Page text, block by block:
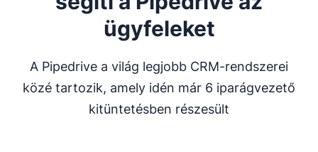
ügyfeleket
A Pipedrive a világ legjobb CRM-rendszerei
közé tartozik, amely idén már 6 iparágvezető
kitüntetésben részesült